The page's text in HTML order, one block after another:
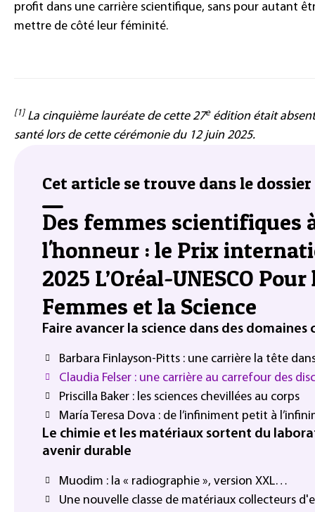
profit dans une carrière scientifique, sans pour autant
mettre de côté leur féminité.
[1] La cinquième lauréate de cette 27eédition était
santé lors de cette cérémonie du 12 juin 2025.
Cet article se trouve dans le dossier
Des femmes scientifiques
l'honneur : le Prix
2025 L’Oréal-UNESCO Pour
Femmes et la Science
Faire avancer la science dans des domaines
Barbara Finlayson-Pitts : une carrière la tête
Claudia Felser : une carrière au carrefour des
Priscilla Baker : les sciences chevillées au corps
María Teresa Dova : de l’infiniment petit à
Le chimie et les matériaux sortent du
avenir durable
Muodim : la « radiographie », version XXL…
Une nouvelle classe de matériaux collecteurs